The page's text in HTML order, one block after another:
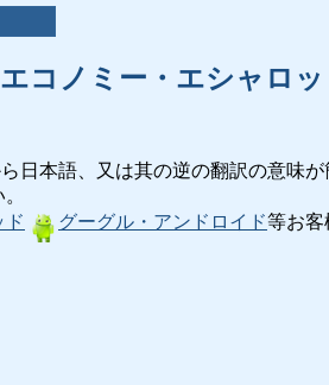
コノミー・エシャロ
日本語、又は其の逆の翻訳の意味
ド グーグル・アンドロイド等お客